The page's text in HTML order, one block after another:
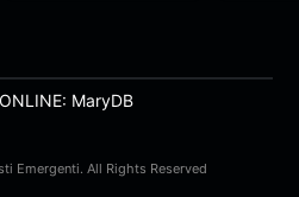
MaryDB
Emergenti. All Rights Reserved